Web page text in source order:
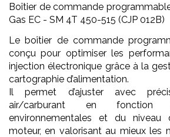
Boîtier de commande
Gas EC - SM 4T 450-515 (CJP 012B)
Le boîtier de commande
conçu pour optimiser les
injection électronique grâce à la
cartographie d’alimentation.
Il permet d’ajuster avec
air/carburant en fonction
environnementales et du niveau
moteur, en valorisant au mieux les